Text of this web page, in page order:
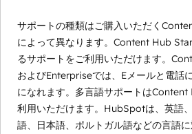
サポートの種類はご購入いただく
によって異なります。Content Hub
るサポートをご利用いただけます。
およびEnterpriseでは、Eメールと電話
になれます。多言語サポートは
利用いただけます。HubSpotは、英語
語、日本語、ポルトガル語などの言語